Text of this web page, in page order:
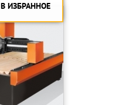
В ИЗБРАННОЕ